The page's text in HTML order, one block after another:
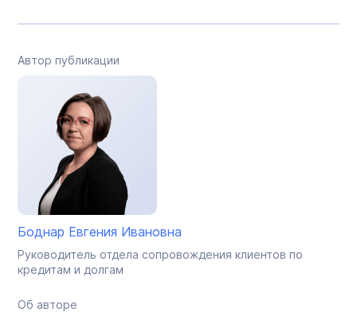
Автор публикации
Боднар Евгения Ивановна
Руководитель отдела сопровождения клиентов по
кредитам и долгам
Об авторе